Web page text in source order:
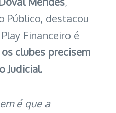
Público, destacou
Financeiro é
clubes precisem
Judicial.
é que a